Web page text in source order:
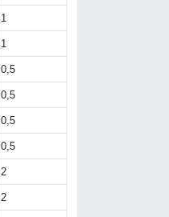
1
1
0,5
0,5
0,5
0,5
2
2